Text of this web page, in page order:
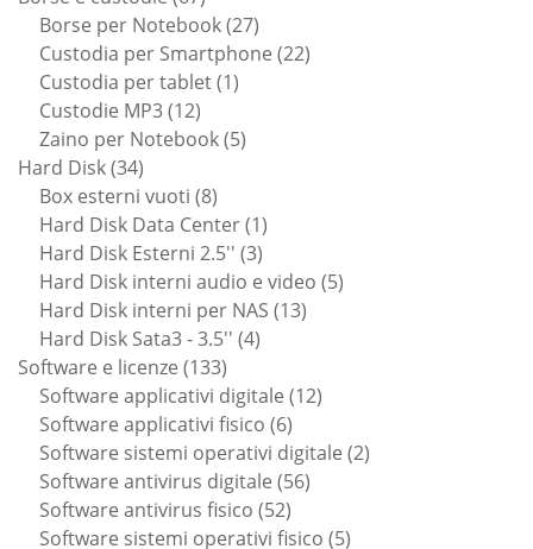
prodotti
Borse per Notebook 2727
prodotti
Custodia per Smartphone 2222
Custodia per tablet 11
Custodie MP3 1212
prodotti
Zaino per Notebook 55
Hard Disk 3434
prodotti
Box esterni vuoti 88
prodotti
Hard Disk Data Center 11
prodotto
Hard Disk Esterni 2.5'' 33
prodotti
Hard Disk interni audio e video 55
Hard Disk interni per NAS 1313
Hard Disk Sata3 - 3.5'' 44
Software e licenze 133133
prodotti
Software applicativi digitale 1212
Software applicativi fisico 66
prodotti
Software sistemi operativi digitale 22
Software antivirus digitale 5656
Software antivirus fisico 5252
prodotti
Software sistemi operativi fisico 55